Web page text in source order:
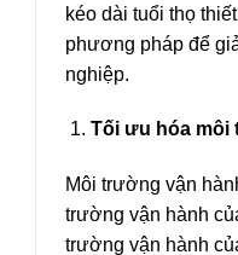
kéo dài tuổi thọ
phương pháp để
nghiệp.
Tối ưu hóa môi
Môi trường vận
trường vận hành
trường vận hành